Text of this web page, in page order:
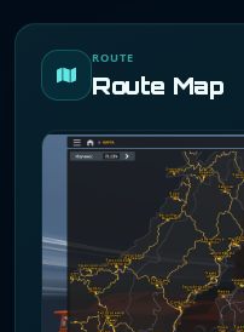
ROUTE
Route Map